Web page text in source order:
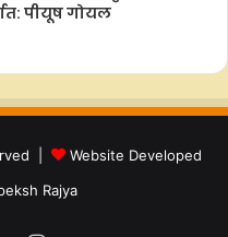
पीयूष गोयल
|
Website Developed
Rajya